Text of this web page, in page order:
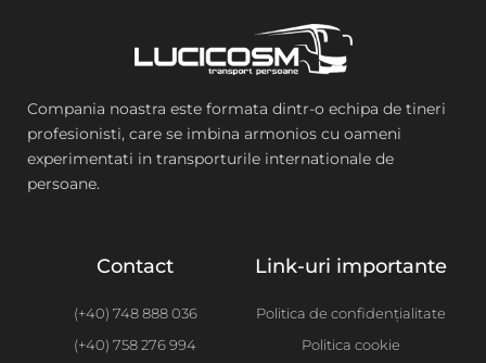
Compania noastra este formata dintr-o echipa de tineri
profesionisti, care se imbina armonios cu oameni
experimentati in transporturile internationale de
persoane.
Contact
(+40) 748 888 036
(+40) 758 276 994
Link-uri importante
Politica de confidențialitate
Politica cookie